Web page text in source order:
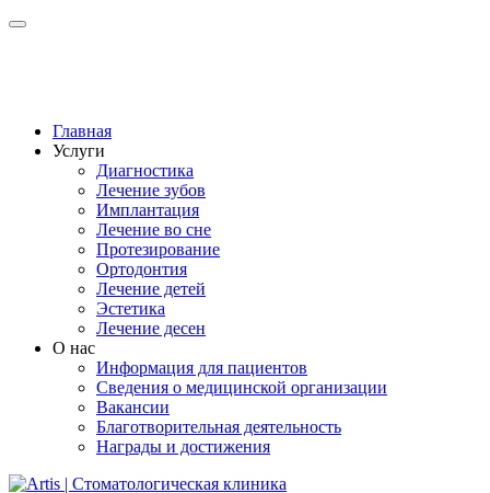
Главная
Услуги
Диагностика
Лечение зубов
Имплантация
Лечение во сне
Протезирование
Ортодонтия
Лечение детей
Эстетика
Лечение десен
О нас
Информация для пациентов
Сведения о медицинской организации
Вакансии
Благотворительная деятельность
Награды и достижения